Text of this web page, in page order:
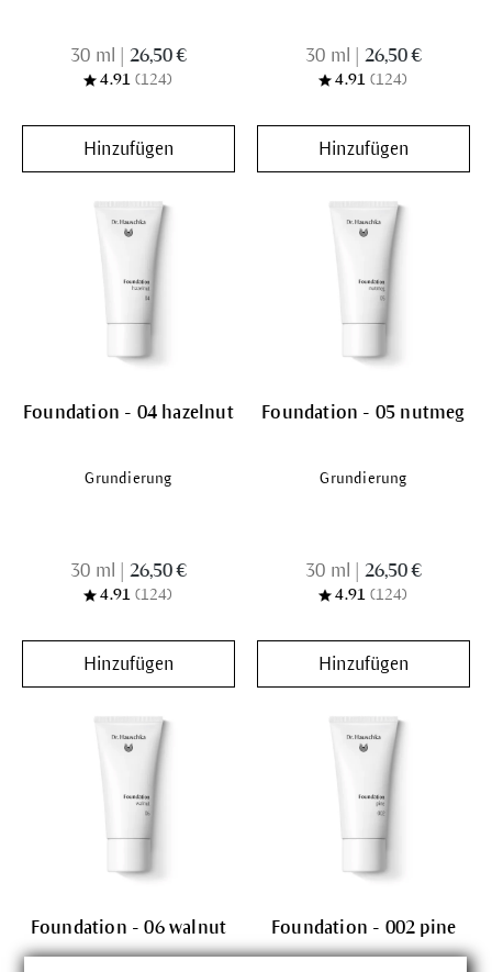
30 ml 26,50 €
4.91 (124)
Hinzufügen
30 ml 26,50 €
4.91 (124)
Hinzufügen
Foundation - 04 hazelnut
Grundierung
30 ml 26,50 €
4.91 (124)
Hinzufügen
Foundation - 05 nutmeg
Grundierung
30 ml 26,50 €
4.91 (124)
Hinzufügen
Foundation - 06 walnut Foundation - 002 pine